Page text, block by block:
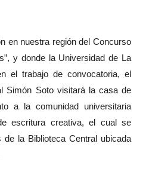
en nuestra región del Concurso
y donde la Universidad de La
el trabajo de convocatoria, el
Simón Soto visitará la casa de
a la comunidad universitaria
escritura creativa, el cual se
de la Biblioteca Central ubicada